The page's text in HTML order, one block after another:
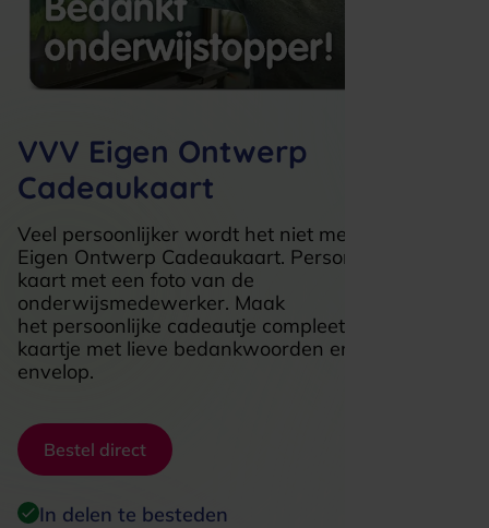
VVV Eigen Ontwerp
Cadeaukaart
Veel persoonlijker wordt het niet met de VVV
Eigen Ontwerp Cadeaukaart. Personaliseer de
kaart met een foto van de
onderwijsmedewerker. Maak
het persoonlijke cadeautje compleet met een
kaartje met lieve bedankwoorden en een mooie
envelop.
Bestel direct
In delen te besteden